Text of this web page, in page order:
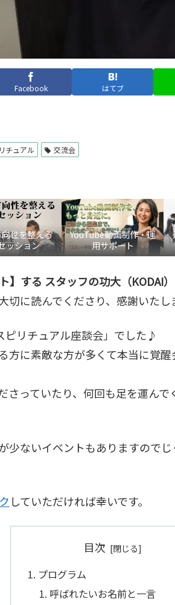
Facebook はてブ
チュアル 交流会
性を整える
ッション
YouTube動画制作・運
用サポート
】する スタッフの功大（KODAI）
に読んでくださり、感謝いたし
リチュアル座談会」でした♪
方に素敵な方が多くて本当に覚醒
さっていたり、何回も足を運ん
少ないイベントもありますので
していただければ幸いです。
目次
プログラム
呼ばれたいお名前と一言